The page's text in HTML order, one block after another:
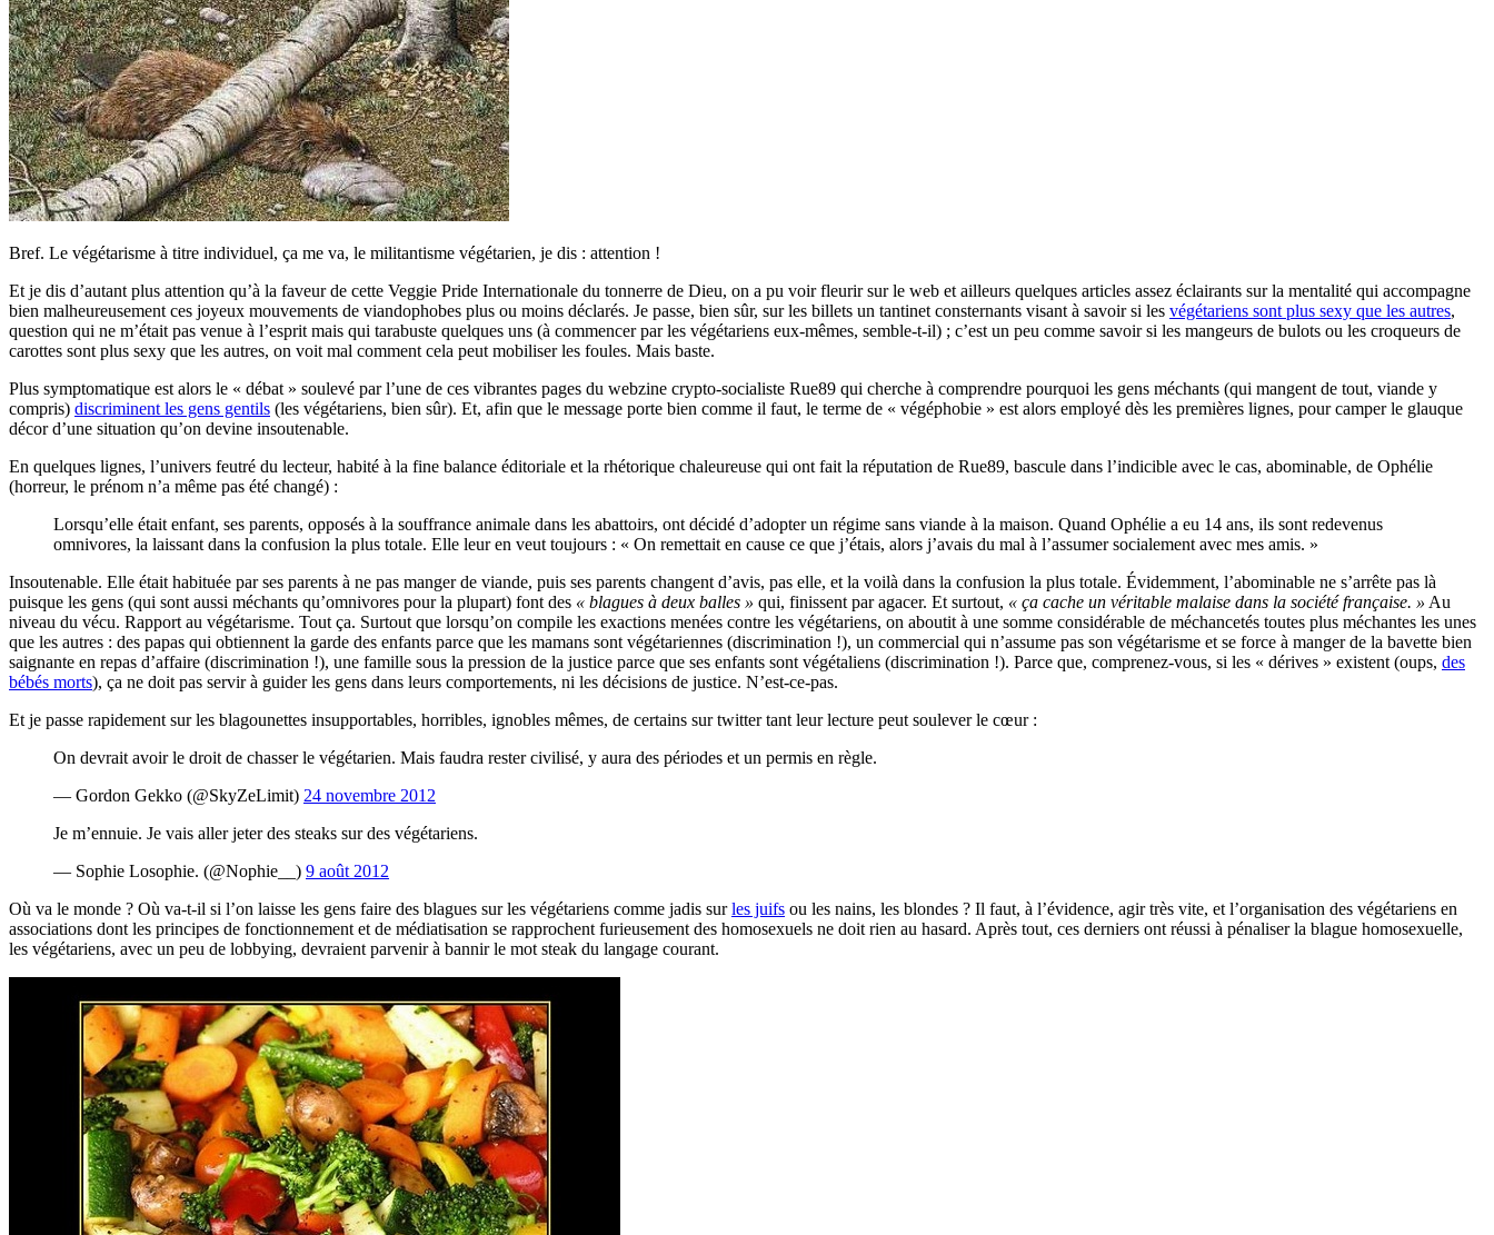
Bref. Le végétarisme à titre individuel, ça me va, le militantisme végétarien, je dis : attention !
Et je dis d’autant plus attention qu’à la faveur de cette Veggie Pride Internationale du tonnerre de Dieu, on a pu voir fleurir sur le web et ailleurs quelques articles assez éclairants sur la mentalité qui accompagne
bien malheureusement ces joyeux mouvements de viandophobes plus ou moins déclarés. Je passe, bien sûr, sur les billets un tantinet consternants visant à savoir si les végétariens sont plus sexy que les autres,
question qui ne m’était pas venue à l’esprit mais qui tarabuste quelques uns (à commencer par les végétariens eux-mêmes, semble-t-il) ; c’est un peu comme savoir si les mangeurs de bulots ou les croqueurs de
carottes sont plus sexy que les autres, on voit mal comment cela peut mobiliser les foules. Mais baste.
Plus symptomatique est alors le « débat » soulevé par l’une de ces vibrantes pages du webzine crypto-socialiste Rue89 qui cherche à comprendre pourquoi les gens méchants (qui mangent de tout, viande y
compris) discriminent les gens gentils (les végétariens, bien sûr). Et, afin que le message porte bien comme il faut, le terme de « végéphobie » est alors employé dès les premières lignes, pour camper le glauque
décor d’une situation qu’on devine insoutenable.
En quelques lignes, l’univers feutré du lecteur, habité à la fine balance éditoriale et la rhétorique chaleureuse qui ont fait la réputation de Rue89, bascule dans l’indicible avec le cas, abominable, de Ophélie
(horreur, le prénom n’a même pas été changé) :
Lorsqu’elle était enfant, ses parents, opposés à la souffrance animale dans les abattoirs, ont décidé d’adopter un régime sans viande à la maison. Quand Ophélie a eu 14 ans, ils sont redevenus
omnivores, la laissant dans la confusion la plus totale. Elle leur en veut toujours : « On remettait en cause ce que j’étais, alors j’avais du mal à l’assumer socialement avec mes amis. »
Insoutenable. Elle était habituée par ses parents à ne pas manger de viande, puis ses parents changent d’avis, pas elle, et la voilà dans la confusion la plus totale. Évidemment, l’abominable ne s’arrête pas là
puisque les gens (qui sont aussi méchants qu’omnivores pour la plupart) font des « blagues à deux balles » qui, finissent par agacer. Et surtout, « ça cache un véritable malaise dans la société française. » Au
niveau du vécu. Rapport au végétarisme. Tout ça. Surtout que lorsqu’on compile les exactions menées contre les végétariens, on aboutit à une somme considérable de méchancetés toutes plus méchantes les unes
que les autres : des papas qui obtiennent la garde des enfants parce que les mamans sont végétariennes (discrimination !), un commercial qui n’assume pas son végétarisme et se force à manger de la bavette bien
saignante en repas d’affaire (discrimination !), une famille sous la pression de la justice parce que ses enfants sont végétaliens (discrimination !). Parce que, comprenez-vous, si les « dérives » existent (oups, des
bébés morts), ça ne doit pas servir à guider les gens dans leurs comportements, ni les décisions de justice. N’est-ce-pas.
Et je passe rapidement sur les blagounettes insupportables, horribles, ignobles mêmes, de certains sur twitter tant leur lecture peut soulever le cœur :
On devrait avoir le droit de chasser le végétarien. Mais faudra rester civilisé, y aura des périodes et un permis en règle.
— Gordon Gekko (@SkyZeLimit) 24 novembre 2012
Je m’ennuie. Je vais aller jeter des steaks sur des végétariens.
— Sophie Losophie. (@Nophie__) 9 août 2012
Où va le monde ? Où va-t-il si l’on laisse les gens faire des blagues sur les végétariens comme jadis surles juifs ou les nains, les blondes ? Il faut, à l’évidence, agir très vite, et l’organisation des végétariens en
associations dont les principes de fonctionnement et de médiatisation se rapprochent furieusement des homosexuels ne doit rien au hasard. Après tout, ces derniers ont réussi à pénaliser la blague homosexuelle,
les végétariens, avec un peu de lobbying, devraient parvenir à bannir le mot steak du langage courant.